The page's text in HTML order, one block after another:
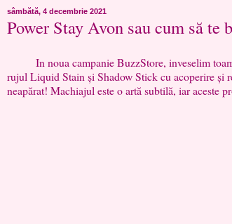
sâmbătă, 4 decembrie 2021
Power Stay Avon sau cum să
In noua campanie BuzzStore, inveselim
rujul Liquid Stain și Shadow Stick cu acoperire și
neapărat! Machiajul este o artă subtilă, iar aceste